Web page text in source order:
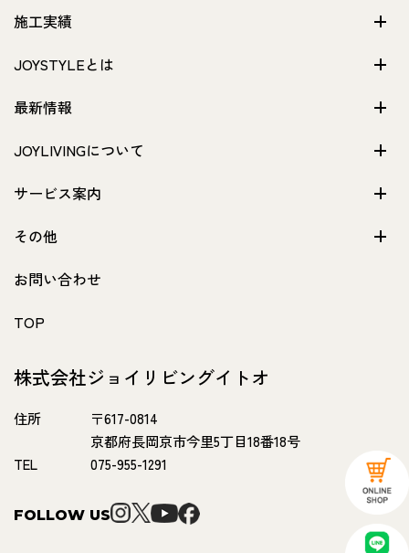
施工実績
JOYSTYLEとは
最新情報
JOYLIVINGについて
サービス案内
その他
お問い合わせ
TOP
株式会社ジョイリビングイトオ
住所
〒617-0814
京都府長岡京市今里5丁目18番18号
TEL
075-955-1291
FOLLOW US